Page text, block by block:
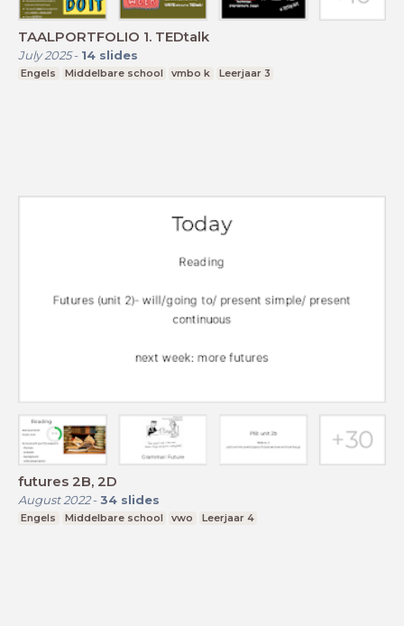
TAALPORTFOLIO 1. TEDtalk
July 2025- 14 slides
Engels Middelbare school vmbo k Leerjaar 3
futures 2B, 2D
August 2022- 34 slides
Engels Middelbare school vwo Leerjaar 4